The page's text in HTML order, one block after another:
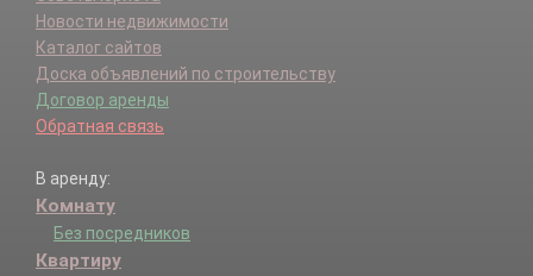
Новости недвижимости
Каталог сайтов
Доска объявлений по строительству
Договор аренды
Обратная связь
В аренду:
Комнату
Без посредников
Квартиру